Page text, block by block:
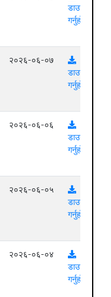
डाउनलोड
गर्नुहोस्
२०२६-०६-०७
डाउनलोड
गर्नुहोस्
२०२६-०६-०६
डाउनलोड
गर्नुहोस्
२०२६-०६-०५
डाउनलोड
गर्नुहोस्
२०२६-०६-०४
डाउनलोड
गर्नुहोस्